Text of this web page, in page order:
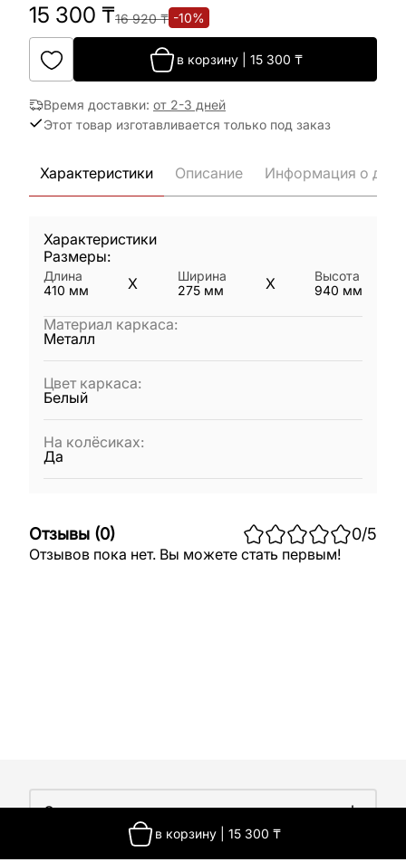
15 300 ₸16 920₸ -10%
в корзину 15 300 ₸
Время доставки: от 2-3 дней
Этот товар изготавливается только под заказ
в корзину| 15 300 ₸
Характеристики Описание Информация о
Характеристики
Размеры:
Длина
410 мм X
Ширина
275 мм X
Высота
940 мм
Материал каркаса:
Металл
Цвет каркаса:
Белый
На колёсиках:
Да
Отзывы (0) 0/5
Отзывов пока нет. Вы можете стать первым!
О компании